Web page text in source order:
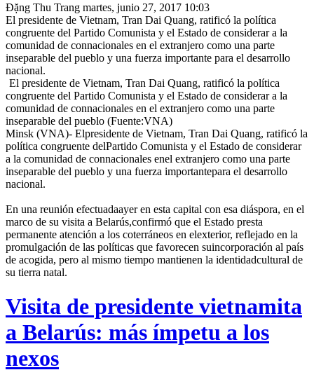
Đặng Thu Trang martes, junio 27, 2017 10:03
El presidente de Vietnam, Tran Dai Quang, ratificó la política
congruente del Partido Comunista y el Estado de considerar a la
comunidad de connacionales en el extranjero como una parte
inseparable del pueblo y una fuerza importante para el desarrollo
nacional.
El presidente de Vietnam, Tran Dai Quang, ratificó la política
congruente del Partido Comunista y el Estado de considerar a la
comunidad de connacionales en el extranjero como una parte
inseparable del pueblo (Fuente:VNA)
Minsk (VNA)- Elpresidente de Vietnam, Tran Dai Quang, ratificó la
política congruente delPartido Comunista y el Estado de considerar
a la comunidad de connacionales enel extranjero como una parte
inseparable del pueblo y una fuerza importantepara el desarrollo
nacional.
En una reunión efectuadaayer en esta capital con esa diáspora, en el
marco de su visita a Belarús,confirmó que el Estado presta
permanente atención a los coterráneos en elexterior, reflejado en la
promulgación de las políticas que favorecen suincorporación al país
de acogida, pero al mismo tiempo mantienen la identidadcultural de
su tierra natal.
Visita de presidente vietnamita
a Belarús: más ímpetu a los
nexos